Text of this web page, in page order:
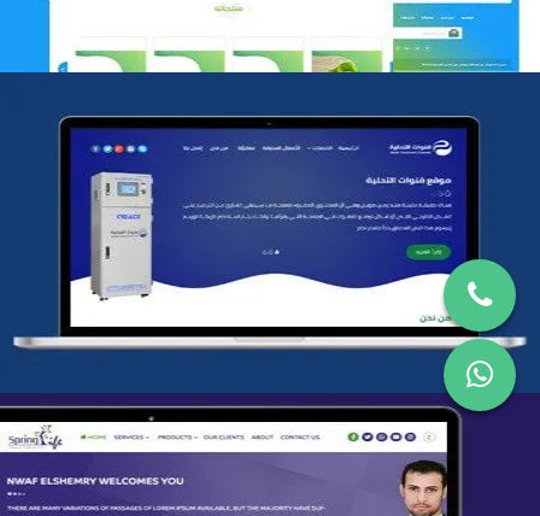
شركة قنوات التحليه
التفاصيل